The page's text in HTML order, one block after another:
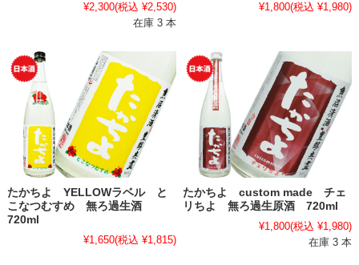
¥2,300(税込 ¥2,530)
在庫 3 本
¥1,800(税込 ¥1,980)
たかちよ YELLOWラベル と
こなつむすめ 無ろ過生酒
720ml
¥1,650(税込 ¥1,815)
たかちよ custom made チェ
リちよ 無ろ過生原酒 720ml
¥1,800(税込 ¥1,980)
在庫 3 本